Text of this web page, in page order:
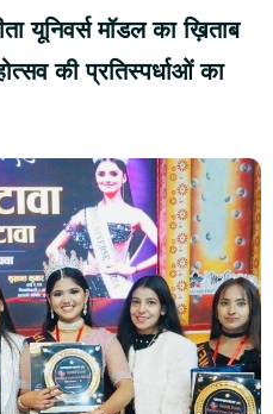
यूनिवर्स मॉडल का ख़िताब
की प्रतिस्पर्धाओं का